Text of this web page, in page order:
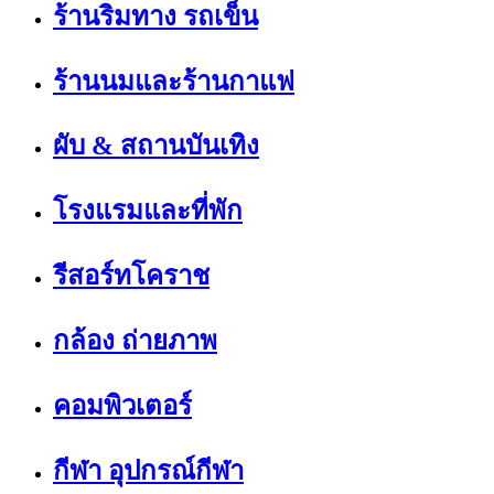
ร้านริมทาง รถเข็น
ร้านนมและร้านกาแฟ
ผับ & สถานบันเทิง
โรงแรมและที่พัก
รีสอร์ทโคราช
กล้อง ถ่ายภาพ
คอมพิวเตอร์
กีฬา อุปกรณ์กีฬา